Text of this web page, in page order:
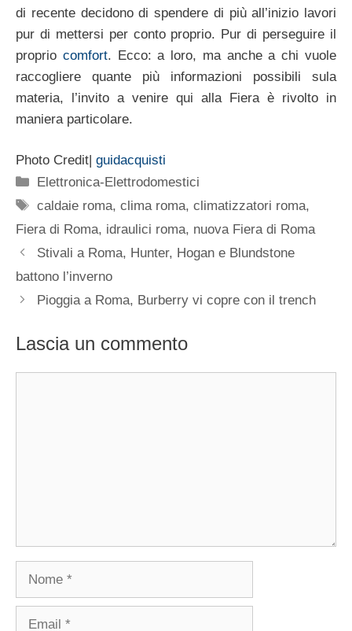
di recente decidono di spendere di più all’inizio lavori
pur di mettersi per conto proprio. Pur di perseguire il
proprio comfort. Ecco: a loro, ma anche a chi vuole
raccogliere quante più informazioni possibili sula
materia, l’invito a venire qui alla Fiera è rivolto in
maniera particolare.
Photo Credit| guidacquisti
Categorie
Elettronica-Elettrodomestici
Tag
caldaie roma,clima roma,climatizzatori roma,
Fiera di Roma, idraulici roma, nuova Fiera di Roma
Stivali a Roma, Hunter, Hogan e Blundstone
battono l’inverno
Pioggia a Roma, Burberry vi copre con il trench
Lascia un commento